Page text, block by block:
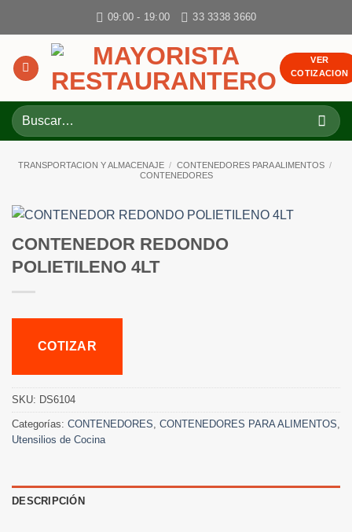
09:00 - 19:00 33 3338 3660
VER
COTIZACION
Buscar
por:
TRANSPORTACION Y ALMACENAJE / CONTENEDORES PARA ALIMENTOS /
CONTENEDORES
CONTENEDOR REDONDO
POLIETILENO 4LT
COTIZAR
SKU: DS6104
Categorías: CONTENEDORES, CONTENEDORES PARA ALIMENTOS,
Utensilios de Cocina
DESCRIPCIÓN